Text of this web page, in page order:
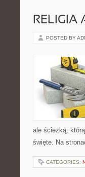
RELIGIA
POSTED BY
ale ścieżką,
święte. Na
CATEGORIES: